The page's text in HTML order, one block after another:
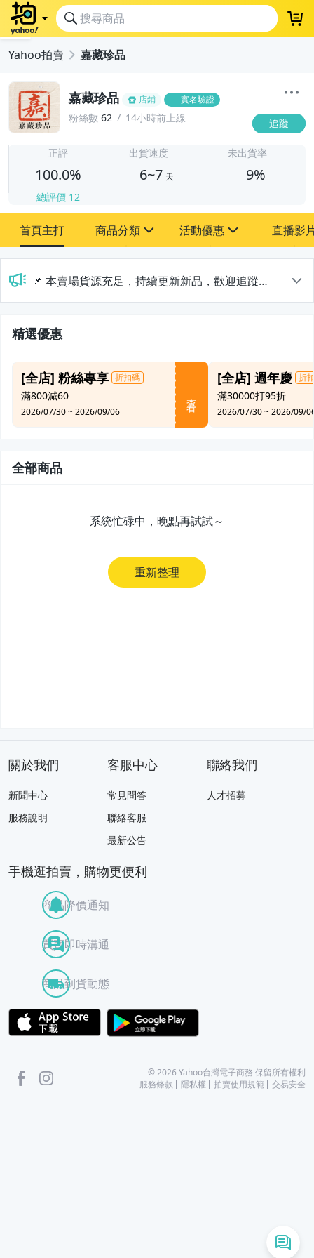
Yahoo拍賣 嘉藏珍品
嘉藏珍品 店鋪 實名驗證
粉絲數 62 14小時前上線 追蹤
正評
100.0%
總評價 12
出貨速度
6~7 天
未出貨率
9%
首頁主打 商品分類 活動優惠 直播影
📌 本賣場貨源充足，持續更新新品，歡迎追蹤選購。網路能買到的商品，我們都能幫您找貨、給您更優惠的價格，歡迎私訊詢問！
精選優惠
anchor
[全店] 粉絲專享 折扣碼
滿800減60
2026/07/30~2026/09/06
[全店] 週年慶 折
滿30000打95折
2026/07/30~2026/09/
全部商品
系統忙碌中，晚點再試試～
重新整理
關於我們
新聞中心
服務說明
客服中心
常見問答
聯絡客服
最新公告
聯絡我們
人才招募
手機逛拍賣，購物更便利
商品降價通知
買賣即時溝通
商品到貨動態
APP Store
facebook ©2026 Yahoo台灣電子商務 保留所有權利
服務條款
隱私權 拍賣使用規範 交易安全